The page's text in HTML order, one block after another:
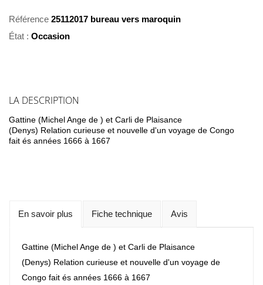
Référence 25112017 bureau vers maroquin
État : Occasion
LA DESCRIPTION
Gattine (Michel Ange de ) et Carli de Plaisance
(Denys) Relation curieuse et nouvelle d'un voyage de Congo
fait és années 1666 à 1667
En savoir plus Fiche technique Avis
Gattine (Michel Ange de ) et Carli de Plaisance
(Denys) Relation curieuse et nouvelle d'un voyage de
Congo fait és années 1666 à 1667